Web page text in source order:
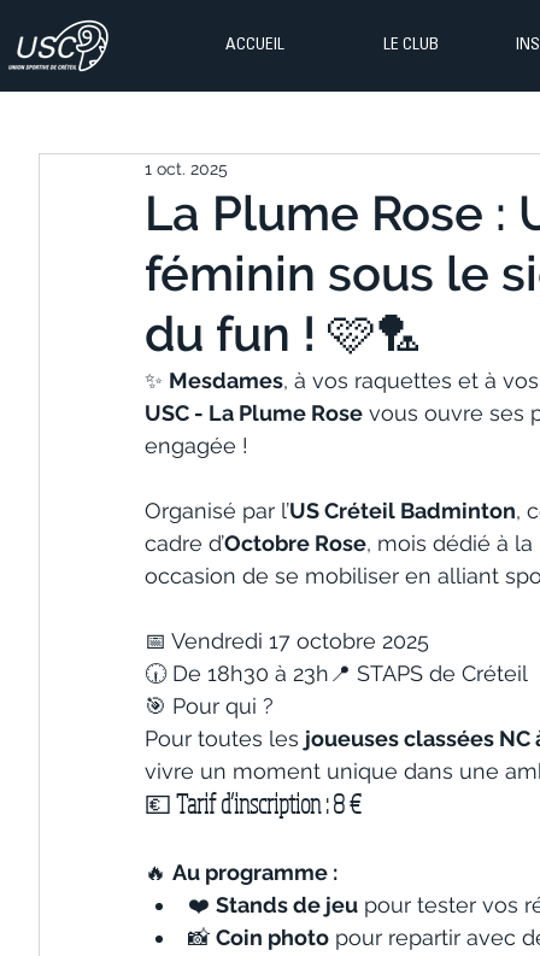
ACCUEIL LE CLUB
La Plume Rose :
féminin sous le
du fun ! 🩷🏸
1 oct. 2025
✨ Mesdames, à vos raquettes et à
USC - La Plume Rose vous ouvre ses
engagée !
Organisé par l’US Créteil Badminton,
cadre d’Octobre Rose, mois dédié à
occasion de se mobiliser en alliant
📅 Vendredi 17 octobre 2025
🕡 De 18h30 à 23h📍 STAPS de Créteil
🎯 Pour qui ?
Pour toutes les joueuses classées NC
vivre un moment unique dans une
💶 Tarif d’inscription : 8 €
🔥 Au programme :
❤️ Stands de jeu pour tester vos
📸 Coin photo pour repartir avec